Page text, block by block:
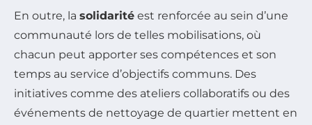
En outre, la solidarité est renforcée au sein d’une
communauté lors de telles mobilisations, où
chacun peut apporter ses compétences et son
temps au service d’objectifs communs. Des
initiatives comme des ateliers collaboratifs ou des
événements de nettoyage de quartier mettent en